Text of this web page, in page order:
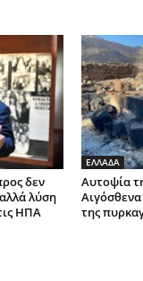
δεν
λύση
ΗΠΑ
ΕΛΛΑΔΑ
Αυτοψία
Αιγόσθενα
της